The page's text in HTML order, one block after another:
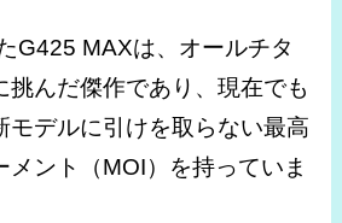
G425 MAXは、オールチタ
挑んだ傑作であり、現在でも
モデルに引けを取らない最高
メント（MOI）を持っていま